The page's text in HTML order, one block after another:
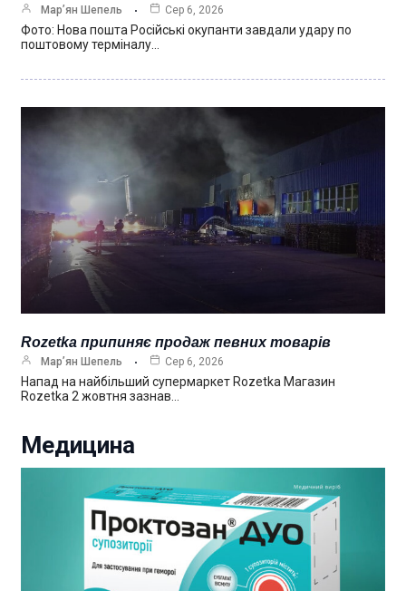
Мар’ян Шепель Сер 6, 2026
Фото: Нова пошта Російські окупанти завдали удару по
поштовому терміналу…
Rozetka припиняє продаж певних товарів
Мар’ян Шепель Сер 6, 2026
Напад на найбільший супермаркет Rozetka Магазин
Rozetka 2 жовтня зазнав…
Медицина